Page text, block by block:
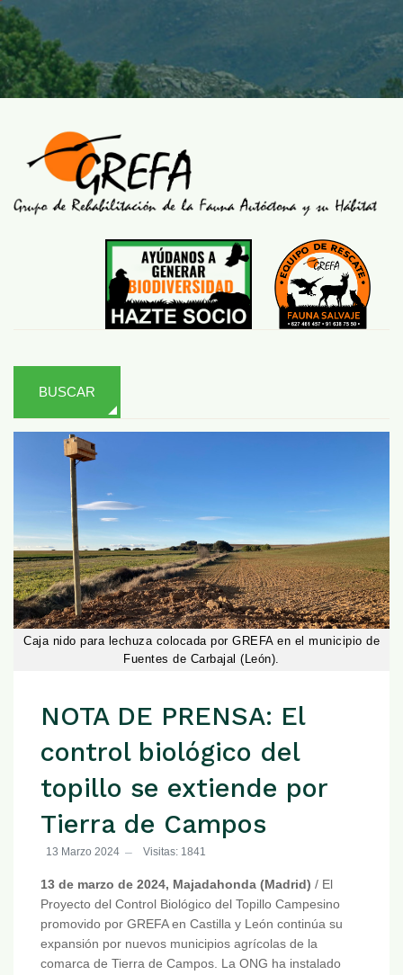
BUSCAR
Caja nido para lechuza colocada por GREFA en el municipio de
Fuentes de Carbajal (León).
NOTA DE PRENSA: El
control biológico del
topillo se extiende por
Tierra de Campos
13 Marzo 2024 Visitas: 1841
13 de marzo de 2024, Majadahonda (Madrid) / El
Proyecto del Control Biológico del Topillo Campesino
promovido por GREFA en Castilla y León continúa su
expansión por nuevos municipios agrícolas de la
comarca de Tierra de Campos. La ONG ha instalado